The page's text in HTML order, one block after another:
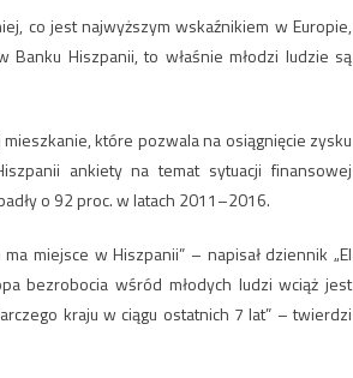
co jest najwyższym wskaźnikiem w Europie,
Hiszpanii, to właśnie młodzi ludzie są
które pozwala na osiągnięcie zysku
ankiety na temat sytuacji finansowej
o 92 proc. w latach 2011–2016.
miejsce w Hiszpanii” – napisał dziennik „El
bezrobocia wśród młodych ludzi wciąż jest
kraju w ciągu ostatnich 7 lat” – twierdzi